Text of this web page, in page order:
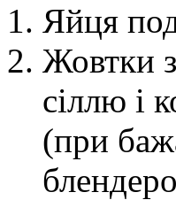
Яйця
Жовтки
сіллю і
(при